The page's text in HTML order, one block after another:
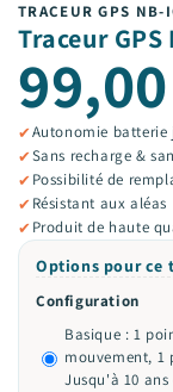
TRACEUR GPS NB-
Traceur GPS
✔Autonomie batterie
✔Sans recharge &
✔Possibilité de
✔Résistant aux aléas
✔Produit de haute
Options pour ce
Configuration
Basique : 1
mouvement, 1
Jusqu'à 10